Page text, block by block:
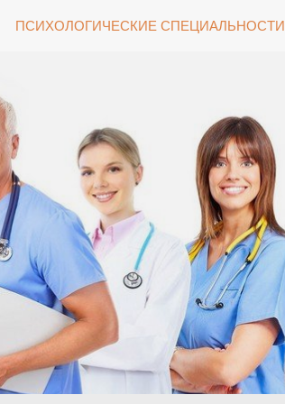
ПСИХОЛОГИЧЕСКИЕ СПЕЦИАЛЬНОСТИ